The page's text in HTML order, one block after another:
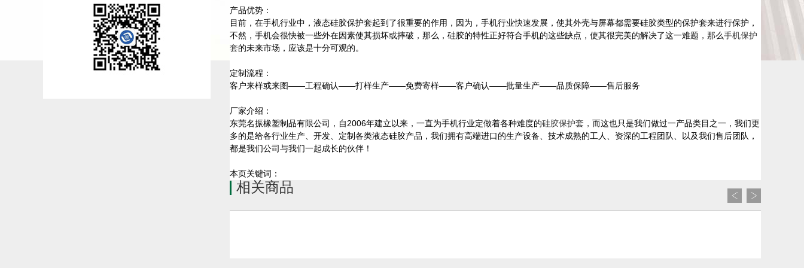
产品优势：
目前，在手机行业中，液态硅胶保护套起到了很重要的作用，因为，手机行业快速发展，使其外壳与屏幕都需要硅胶类型的保护套来进行保护，
不然，手机会很快被一些外在因素使其损坏或摔破，那么，硅胶的特性正好符合手机的这些缺点，使其很完美的解决了这一难题，那么手机保护
套的未来市场，应该是十分可观的。
定制流程：
客户来样或来图——工程确认——打样生产——免费寄样——客户确认——批量生产——品质保障——售后服务
厂家介绍：
东莞名振橡塑制品有限公司，自2006年建立以来，一直为手机行业定做着各种难度的硅胶保护套 ，而这也只是我们做过一产品类目之一，我们更
多的是给各行业生产、开发、定制各类液态硅胶产品，我们拥有高端进口的生产设备、技术成熟的工人、资深的工程团队、以及我们售后团队，
都是我们公司与我们一起成长的伙伴！
本页关键词：
相关商品